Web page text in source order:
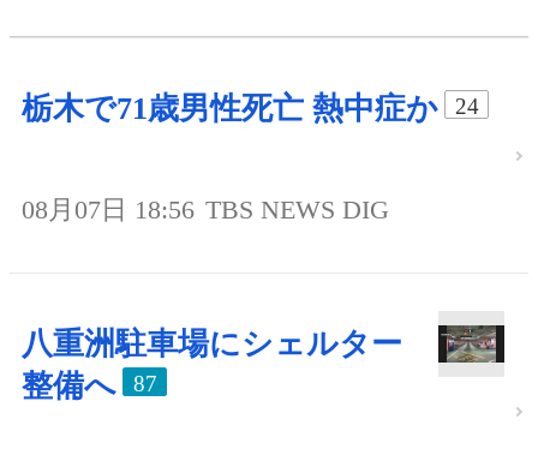
栃木で71歳男性死亡 熱中症か 24
08月07日 18:56 TBS NEWS DIG
八重洲駐車場にシェルター
整備へ
87